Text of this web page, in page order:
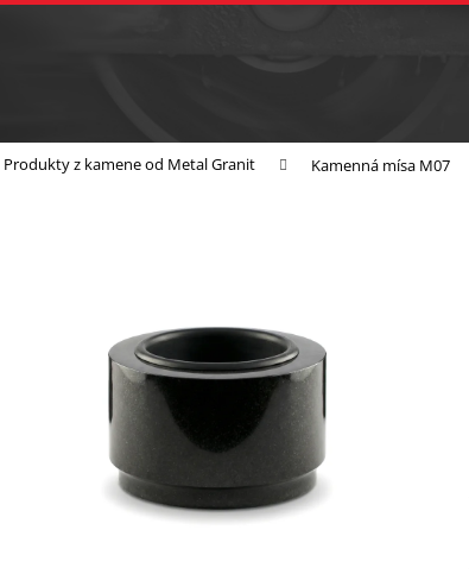
Produkty z kamene od Metal Granit Kamenná mísa M07